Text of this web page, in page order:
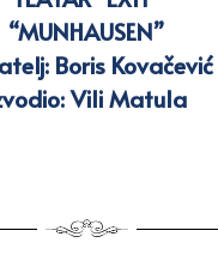
“MUNHAUSEN”
Boris Kovačević
Vili Matula